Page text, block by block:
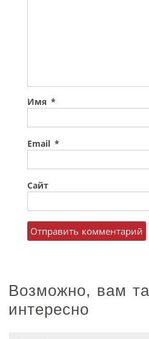
Имя *
Email *
Сайт
Возможно, вам
интересно